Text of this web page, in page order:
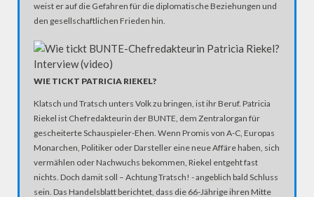
weist er auf die Gefahren für die diplomatische Beziehungen und
den gesellschaftlichen Frieden hin.
WIE TICKT PATRICIA RIEKEL?
Klatsch und Tratsch unters Volk zu bringen, ist ihr Beruf. Patricia
Riekel ist Chefredakteurin der BUNTE, dem Zentralorgan für
gescheiterte Schauspieler-Ehen. Wenn Promis von A-C, Europas
Monarchen, Politiker oder Darsteller eine neue Affäre haben, sich
vermählen oder Nachwuchs bekommen, Riekel entgeht fast
nichts. Doch damit soll – Achtung Tratsch! - angeblich bald Schluss
sein. Das Handelsblatt berichtet, dass die 66-Jährige ihren Mitte